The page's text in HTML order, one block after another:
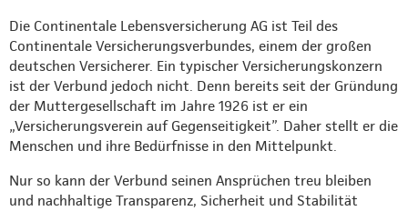
Die Continentale Lebensversicherung AG ist Teil des
Continentale Versicherungsverbundes, einem der großen
deutschen Versicherer. Ein typischer Versicherungskonzern
ist der Verbund jedoch nicht. Denn bereits seit der Gründung
der Muttergesellschaft im Jahre 1926 ist er ein
„Versicherungsverein auf Gegenseitigkeit”. Daher stellt er die
Menschen und ihre Bedürfnisse in den Mittelpunkt.
Nur so kann der Verbund seinen Ansprüchen treu bleiben
und nachhaltige Transparenz, Sicherheit und Stabilität